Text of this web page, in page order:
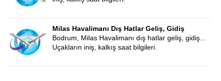
Milas Havalimanı Dış Hatlar Geliş, Gidiş
Bodrum, Milas Havalimanı dış hatlar geliş, gidiş...
Uçakların iniş, kalkış saat bilgileri.